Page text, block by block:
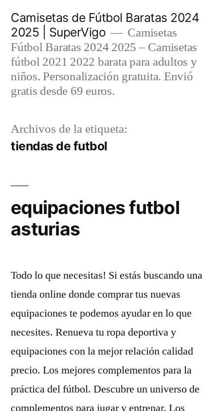
contenido
Camisetas de Fútbol Baratas 2024
2025 | SuperVigo
Camisetas
Fútbol Baratas 2024 2025 – Camisetas
fútbol 2021 2022 barata para adultos y
niños. Personalización gratuita. Envió
gratis desde 69 euros.
Archivos de la etiqueta:
tiendas de futbol
equipaciones futbol
asturias
Todo lo que necesitas! Si estás buscando una
tienda online donde comprar tus nuevas
equipaciones te podemos ayudar en lo que
necesites. Renueva tu ropa deportiva y
equipaciones con la mejor relación calidad
precio. Los mejores complementos para la
práctica del fútbol. Descubre un universo de
complementos para jugar y entrenar. Los